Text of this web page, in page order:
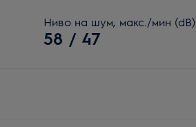
Ниво на шум, макс./мин (dB)
58 / 47